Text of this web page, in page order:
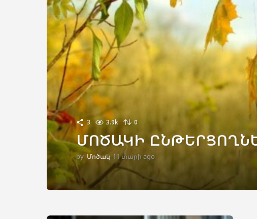
3 3.9k 0
ՄՈԾԱԿԻ
by Մոծակ 11 տարի ago
g